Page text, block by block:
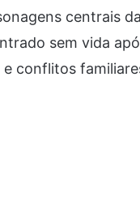
centrais
sem vida
conflitos